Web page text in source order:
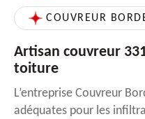
COUVREUR
Artisan couvreur
toiture
L’entreprise Couvreur
adéquates pour les